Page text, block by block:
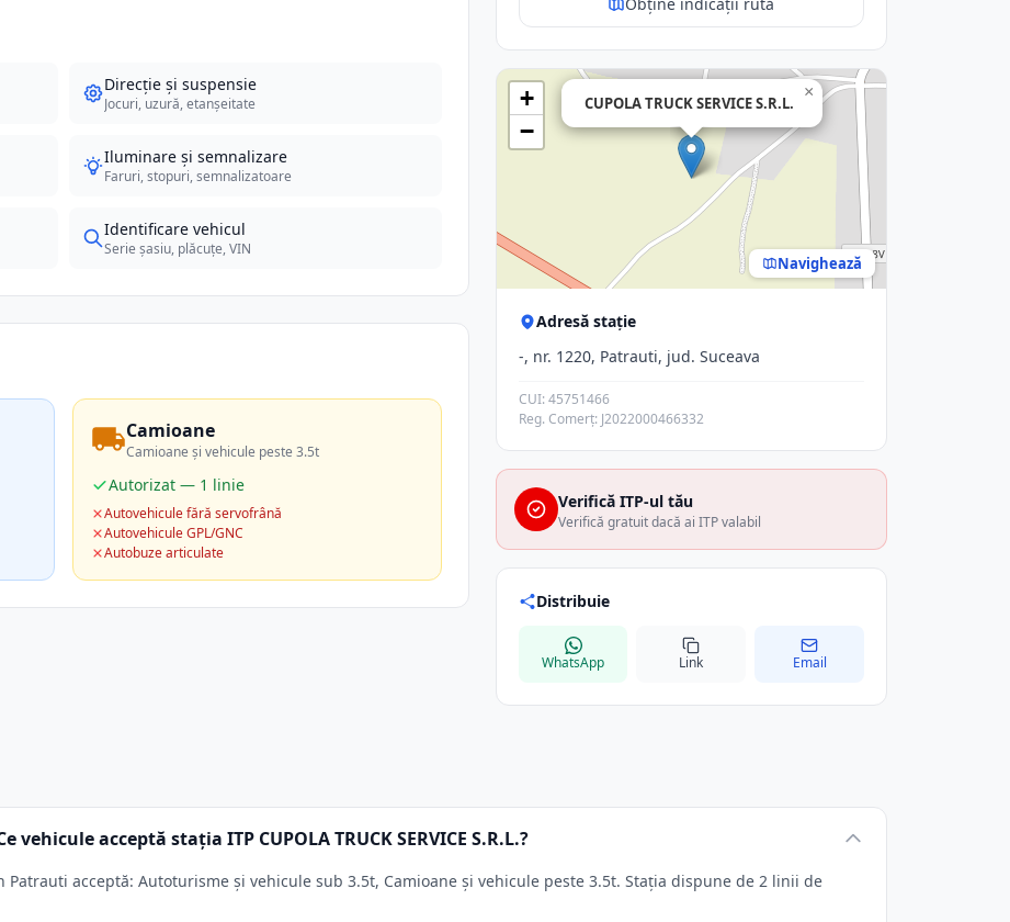
Direcție și suspensie
Jocuri, uzură, etanșeitate
Iluminare și semnalizare
Faruri, stopuri, semnalizatoare
Identificare vehicul
Serie șasiu, plăcuțe, VIN
Camioane
Camioane și vehicule peste 3.5t
Autorizat — 1 linie
Autovehicule fără servofrână
Autovehicule GPL/GNC
Autobuze articulate
CUPOLA TRUCK SERVICE S.R.L.
×
+
−
Navighează
Adresă stație
-, nr. 1220, Patrauti, jud. Suceava
CUI: 45751466
Reg. Comerț: J2022000466332
Verifică ITP-ul tău
Verifică gratuit dacă ai ITP valabil
Distribuie
WhatsApp Link Email
vehicule acceptă stația ITP CUPOLA TRUCK SERVICE S.R.L.?
din Patrauti acceptă: Autoturisme și vehicule sub 3.5t, Camioane și vehicule peste 3.5t. Stația dispune de 2 linii de